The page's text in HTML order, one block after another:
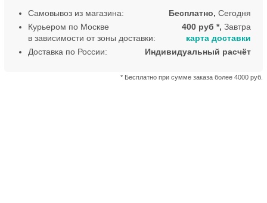
Самовывоз из магазина: Бесплатно, Сегодня
Курьером по Москве
в зависимости от зоны доставки:
400 руб *, Завтра
* Бесплатно при сумме заказа более 4000 руб.
карта доставки
Доставка по России:
Индивидуальный расчёт